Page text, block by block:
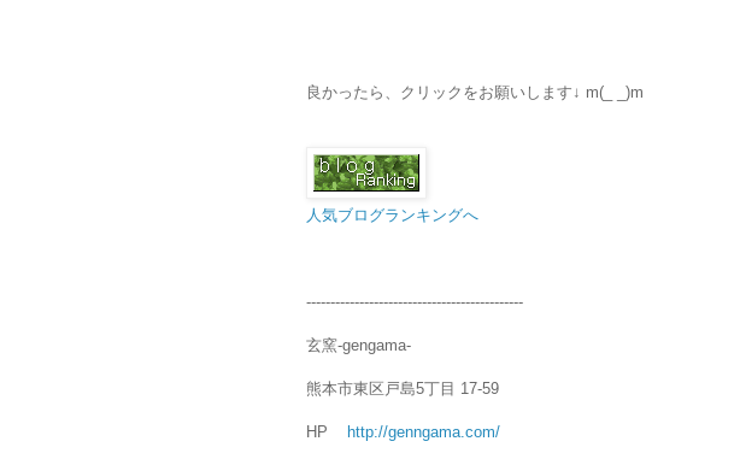
良かったら、クリックをお願いします↓ m(_ _)m
人気ブログランキングへ
---------------------------------------------
玄窯-gengama-
熊本市東区戸島5丁目 17-59
HP http://genngama.com/